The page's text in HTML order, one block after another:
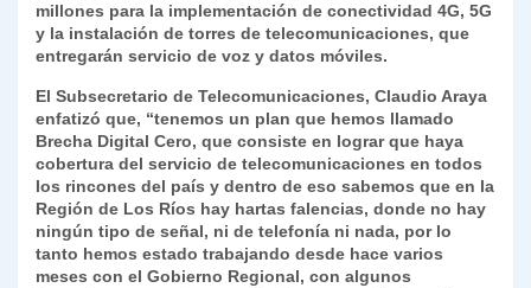
millones para la implementación de conectividad 4G, 5G
y la instalación de torres de telecomunicaciones, que
entregarán servicio de voz y datos móviles.
El Subsecretario de Telecomunicaciones, Claudio Araya
enfatizó que, “tenemos un plan que hemos llamado
Brecha Digital Cero, que consiste en lograr que haya
cobertura del servicio de telecomunicaciones en todos
los rincones del país y dentro de eso sabemos que en la
Región de Los Ríos hay hartas falencias, donde no hay
ningún tipo de señal, ni de telefonía ni nada, por lo
tanto hemos estado trabajando desde hace varios
meses con el Gobierno Regional, con algunos